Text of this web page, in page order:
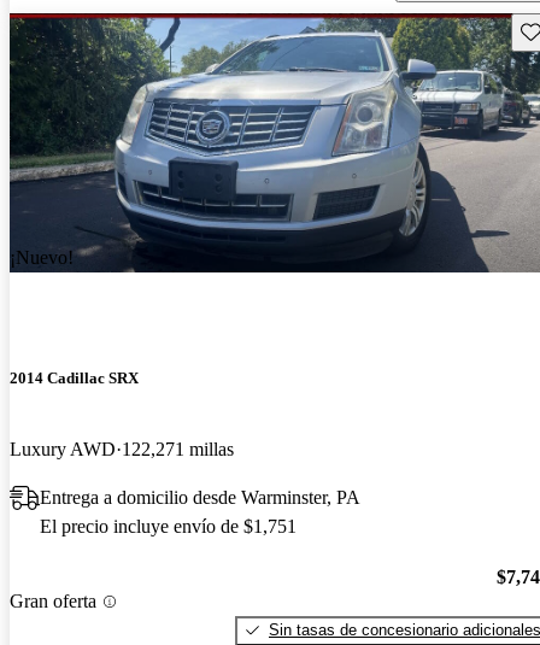
¡Nuevo!
2014 Cadillac SRX
Luxury AWD 122,271 millas
Entrega a domicilio desde Warminster, PA
El precio incluye envío de $1,751
Gran oferta
Sin tasas de concesionario adicionales